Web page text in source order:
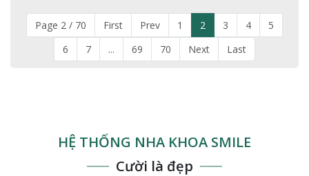
Page 2 / 70 First Prev 1 2 3 4
5
6
7 ... 69 70 Next Last
HỆ THỐNG NHA KHOA SMILE
Cười là đẹp